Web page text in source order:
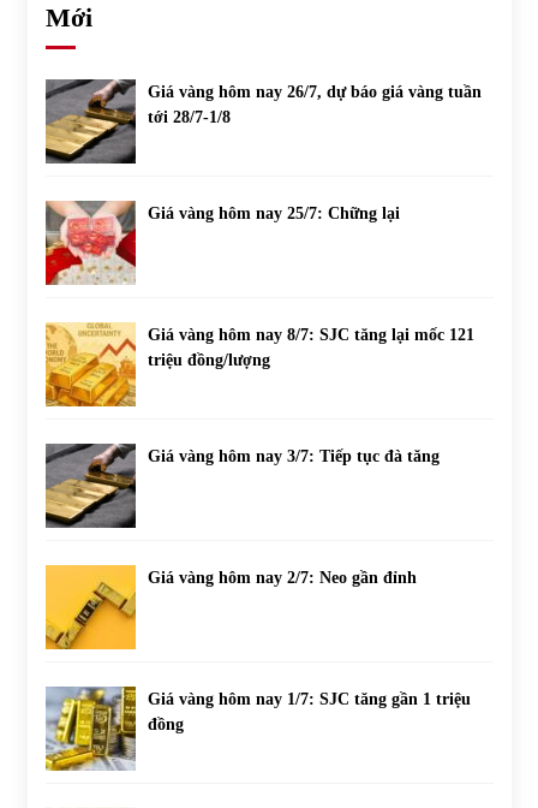
Mới
Giá vàng hôm nay 26/7, dự báo giá vàng tuần
tới 28/7-1/8
Giá vàng hôm nay 25/7: Chững lại
Giá vàng hôm nay 8/7: SJC tăng lại mốc 121
triệu đồng/lượng
Giá vàng hôm nay 3/7: Tiếp tục đà tăng
Giá vàng hôm nay 2/7: Neo gần đỉnh
Giá vàng hôm nay 1/7: SJC tăng gần 1 triệu
đồng